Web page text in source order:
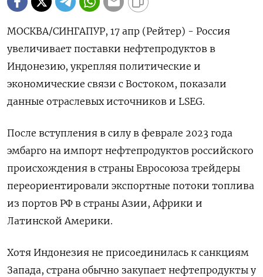
МОСКВА/СИНГАПУР, 17 апр (Рейтер) - Россия
увеличивает поставки нефтепродуктов в
Индонезию, укрепляя политические и
экономические связи с Востоком, показали
данные отраслевых источников и LSEG.
После вступления в силу в феврале 2023 года
эмбарго на импорт нефтепродуктов российского
происхождения в страны Евросоюза трейдеры
переориентировали экспортные потоки топлива
из портов РФ в страны Азии, Африки и
Латинской Америки.
Хотя Индонезия не присоединилась к санкциям
Запада, страна обычно закупает нефтепродукты у